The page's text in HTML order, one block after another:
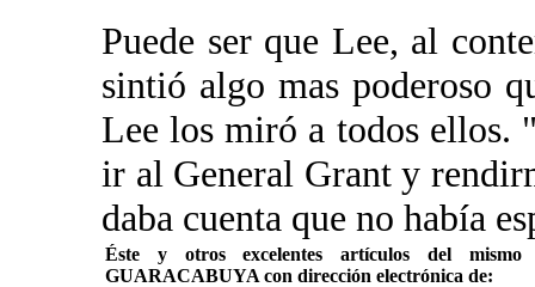
Puede ser que Lee, al
sintió algo mas poderoso
Lee los miró a todos ellos.
ir al General Grant y
daba cuenta que no había
Éste y otros excelentes artículos del
GUARACABUYA con dirección electrónica de: